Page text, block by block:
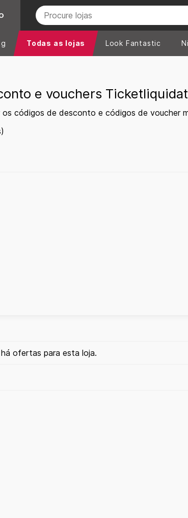
Todas as lojas Look Fantastic
e vouchers
códigos de desconto e códigos de voucher
ofertas para esta loja.